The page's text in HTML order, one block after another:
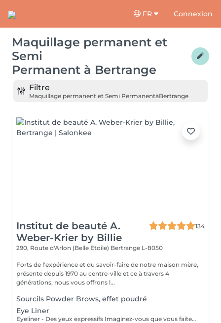
FR Connexion
Maquillage permanent et
Semi
Permanent à Bertrange
Filtre
Maquillage permanent et Semi PermanentàBertrange
Institut de beauté A.
Weber-Krier by Billie
134
290, Route d'Arlon (Belle Etoile) Bertrange L-8050
Forts de l'expérience et du savoir-faire de notre maison mère,
présente depuis 1970 au centre-ville et ce à travers 4
générations, nous vous offrons l...
Sourcils Powder Brows, effet poudré
Eye Liner
Eyeliner - Des yeux expressifs Imaginez-vous que vous faites du sport, que vous allez vous baigner ou au sauna et que votre Eyeliner ne s'efface pas, ne coule pas plus jamais. Vos cils paraissent plus fournis et vos yeux sont plus expressifs grâce à un Eyeliner fin. L'Eyeliner est aussi la solution parfaite si vous portez des lentilles ou si vous avez des problèmes de vue ou bien si vous voulez tout simplement gagner du temps. Vous avez le choix entre un Eyeliner très fin et discret et un Eyeliner décoratif, tout comme vous le souhaitez. Dans tous les cas l'Eyeliner mettra vos yeux en valeur.